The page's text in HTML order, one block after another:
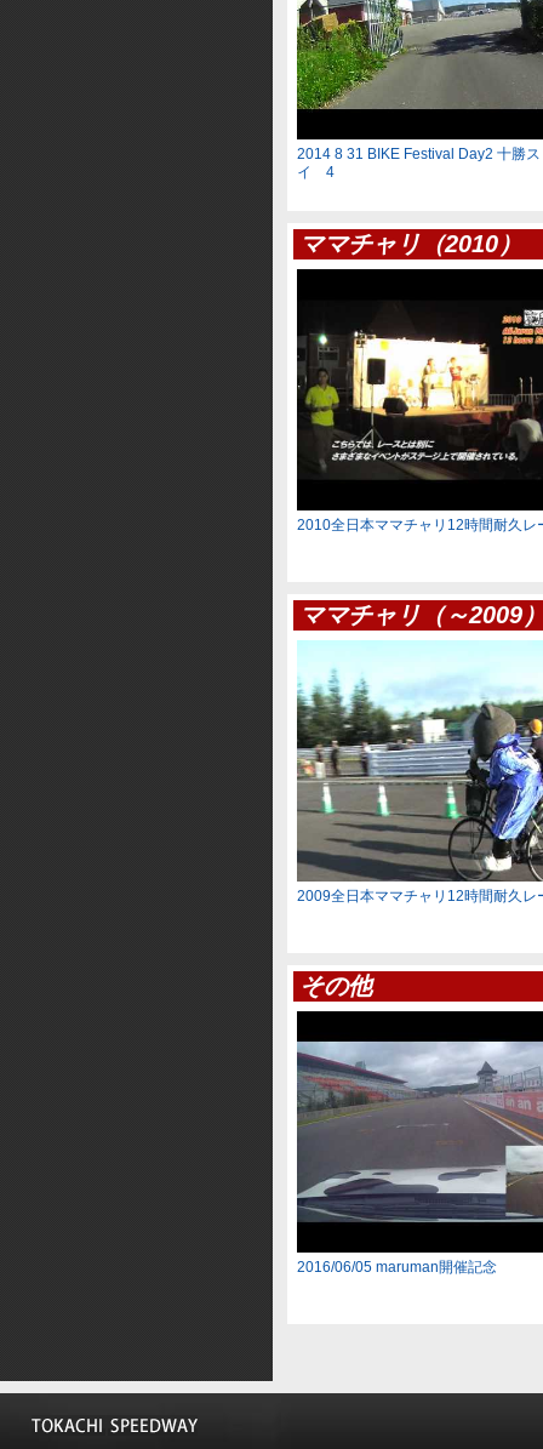
2014 8 31 BIKE Festival Day2 十勝
イ 4
ママチャリ（2010）
2010全日本ママチャリ12時間耐久レ
ママチャリ（～2009
2009全日本ママチャリ12時間耐久レ
その他
2016/06/05 maruman開催記念